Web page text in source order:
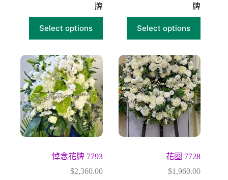
牌
Select options
牌
Select options
悼念花牌 7793
$2,360.00
花圈 7728
$1,960.00